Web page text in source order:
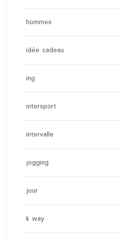
hommes
idée cadeau
ing
intersport
intervalle
jogging
jour
k way